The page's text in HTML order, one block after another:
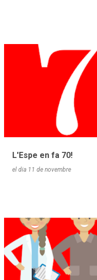
L'Espe en fa 70!
el dia 11 de novembre